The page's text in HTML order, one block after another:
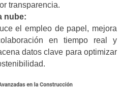
transparencia.
nube:
el empleo de papel, mejora
en tiempo real y
datos clave para optimizar